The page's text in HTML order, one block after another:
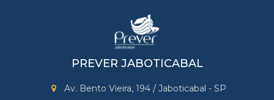
PREVER JABOTICABAL
Av. Bento Vieira, 194 / Jaboticabal - SP